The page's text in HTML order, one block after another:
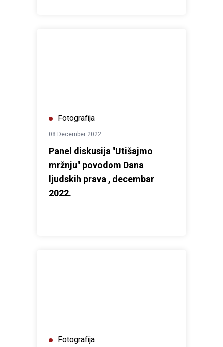
Fotografija
08 December 2022
Panel diskusija "Utišajmo
mržnju" povodom Dana
ljudskih prava , decembar
2022.
Fotografija